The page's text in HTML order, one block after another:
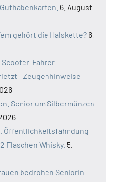
6. August
gehört die Halskette? 6.
Scooter-Fahrer
- Zeugenhinweise
Senior um Silbermünzen
Öffentlichkeitsfahndung
Flaschen Whisky. 5.
bedrohen Seniorin